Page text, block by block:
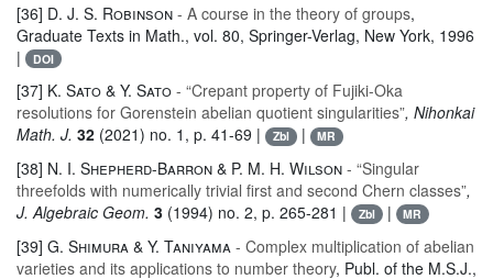
[36] D. J. S. Robinson - A course in the theory of groups,
Graduate Texts in Math., vol. 80, Springer-Verlag, New York, 1996
|
DOI
[37] K. Sato & Y. Sato - “Crepant property of Fujiki-Oka
resolutions for Gorenstein abelian quotient singularities”, Nihonkai
Math. J. 32 (2021) no. 1, p. 41-69 | Zbl | MR
[38] N. I. Shepherd-Barron & P. M. H. Wilson - “Singular
threefolds with numerically trivial first and second Chern classes”,
J. Algebraic Geom. 3 (1994) no. 2, p. 265-281 | Zbl | MR
[39] G. Shimura & Y. Taniyama - Complex multiplication of abelian
varieties and its applications to number theory, Publ. of the M.S.J.,